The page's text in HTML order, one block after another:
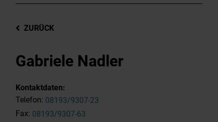
ZURÜCK
Gabriele Nadler
Kontaktdaten:
Telefon: 08193/9307-23
Fax: 08193/9307-63